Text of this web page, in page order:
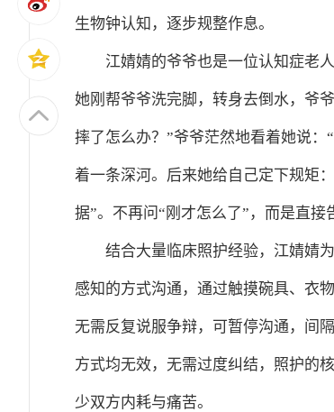
生物钟认知，逐步规整作息。
江婧婧的爷爷也是一位认知症老
她刚帮爷爷洗完脚，转身去倒水，爷
摔了怎么办？”爷爷茫然地看着她说：
着一条深河。后来她给自己定下规矩
据”。不再问“刚才怎么了”，而是直接
结合大量临床照护经验，江婧婧
感知的方式沟通，通过触摸碗具、衣
无需反复说服争辩，可暂停沟通，间
方式均无效，无需过度纠结，照护的
少双方内耗与痛苦。